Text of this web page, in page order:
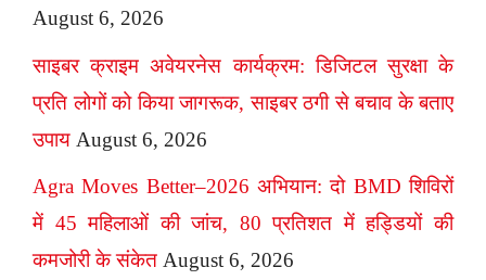
August 6, 2026
साइबर क्राइम अवेयरनेस कार्यक्रम: डिजिटल सुरक्षा के
प्रति लोगों को किया जागरूक, साइबर ठगी से बचाव के बताए
उपाय August 6, 2026
Agra Moves Better–2026 अभियान: दो BMD शिविरों
में 45 महिलाओं की जांच, 80 प्रतिशत में हड्डियों की
कमजोरी के संकेत August 6, 2026